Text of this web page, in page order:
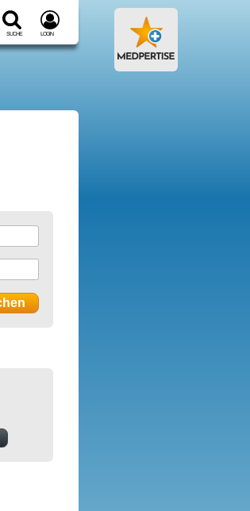
Suche Login